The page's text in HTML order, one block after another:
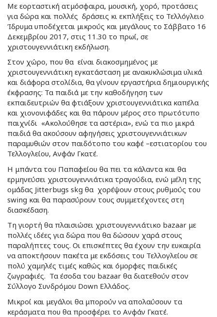
Με εορταστική ατμόσφαιρα, μουσική, χορό, προτάσεις
για δώρα και πολλές δράσεις κι εκπλήξεις το Τελλόγλειο
Ίδρυμα υποδέχεται μικρούς και μεγάλους το Σάββατο 16
Δεκεμβρίου 2017, στις 11.30 το πρωί, σε
χριστουγεννιάτικη εκδήλωση.
Στον χώρο, που θα είναι διακοσμημένος με
χριστουγεννιάτικη εγκατάσταση με ανακυκλώσιμα υλικά
και διάφορα στολίδια, θα γίνουν εργαστήρια δημιουργικής
έκφρασης: Τα παιδιά με την καθοδήγηση των
εκπαιδευτριών θα φτιάξουν χριστουγεννιάτικα καπέλα
και χιονονιφάδες και θα πάρουν μέρος στο πρωτότυπο
παιχνίδι «Ακολούθησε τα αστέρια», ενώ τα πιο μικρά
παιδιά θα ακούσουν αφηγήσεις χριστουγεννιάτικων
παραμυθιών στον παιδότοπο του καφέ –εστιατορίου του
Τελλογλείου, Ανφάν Γκατέ.
Η μπάντα του Παπαφείου θα πει τα κάλαντα και θα
ερμηνεύσει χριστουγεννιάτικα τραγούδια, ενώ μέλη της
ομάδας Jitterbugs skg θα χορέψουν στους ρυθμούς του
swing και θα παρασύρουν τους συμμετέχοντες στη
διασκέδαση.
Τη γιορτή θα πλαισιώσει χριστουγεννιάτικο bazaar με
πολλές ιδέες για δώρα που θα δώσουν χαρά στους
παραλήπτες τους. Οι επισκέπτες θα έχουν την ευκαιρία
να αποκτήσουν πακέτα με εκδόσεις του Τελλογλείου σε
πολύ χαμηλές τιμές καθώς και όμορφες παιδικές
ζωγραφιές. Τα έσοδα του bazaar θα διατεθούν στον
Σύλλογο Συνδρόμου Down Ελλάδος.
Μικροί και μεγάλοι θα μπορούν να απολαύσουν τα
κεράσματα που θα προσφέρει το Ανφάν Γκατέ.